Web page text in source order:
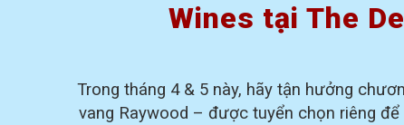
Wines tại The
Trong tháng 4 & 5 này, hãy tận hưởng
vang Raywood – được tuyển chọn riêng